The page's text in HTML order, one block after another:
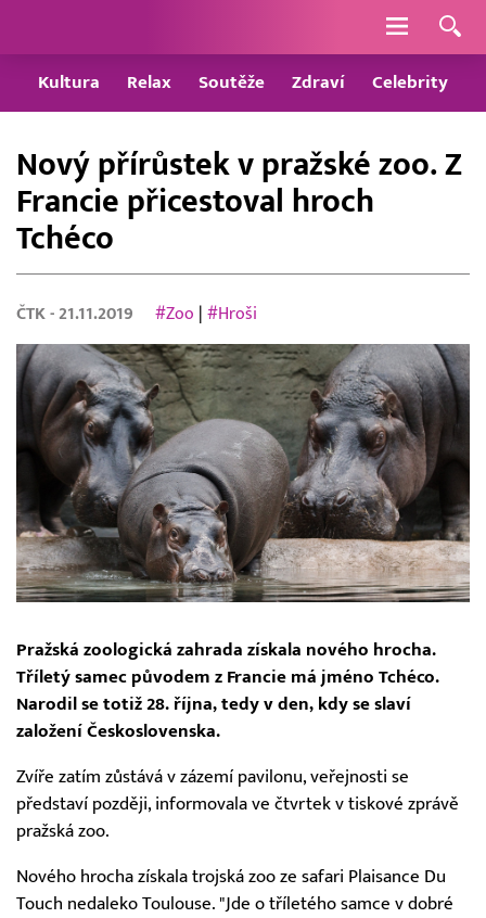
Navigace
Kultura Relax Soutěže Zdraví Celebrity
Nový přírůstek v pražské zoo. Z
Francie přicestoval hroch
Tchéco
ČTK - 21.11.2019 #Zoo |#Hroši
Pražská zoologická zahrada získala nového hrocha.
Tříletý samec původem z Francie má jméno Tchéco.
Narodil se totiž 28. října, tedy v den, kdy se slaví
založení Československa.
Zvíře zatím zůstává v zázemí pavilonu, veřejnosti se
představí později, informovala ve čtvrtek v tiskové zprávě
pražská zoo.
Nového hrocha získala trojská zoo ze safari Plaisance Du
Touch nedaleko Toulouse. "Jde o tříletého samce v dobré